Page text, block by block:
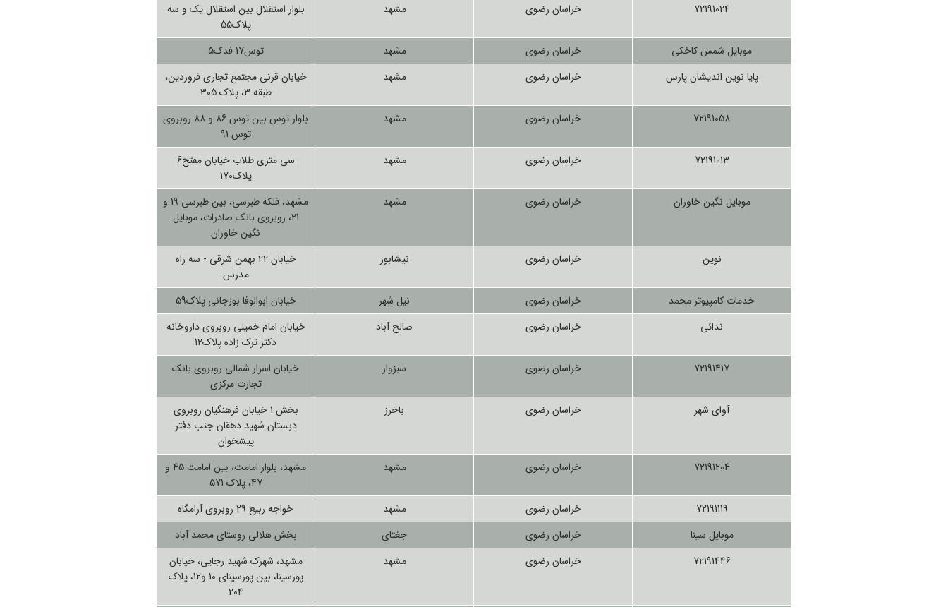
72191024
خراسان رضوی مشهد
بلوار استقلال بین استقلال یک و سه
پلاک55
موبایل شمس کاخکی
خراسان رضوی مشهد
توس17 فدک5
پایا نوین اندیشان پارس
خراسان رضوی مشهد
خیابان قرنی مجتمع تجاری فروردین،
طبقه 3، پلاک 305
72191058
خراسان رضوی مشهد
بلوار توس بین توس 86 و 88 روبروی
توس 91
72191013
خراسان رضوی مشهد
سی متری طلاب خیابان مفتح6
پلاک170
موبایل نگین خاوران
خراسان رضوی مشهد
مشهد، فلکه طبرسی، بین طبرسی 19 و
21، روبروی بانک صادرات، موبایل
نگین خاوران
نوین
خراسان رضوی نیشابور
خیابان 22 بهمن شرقی - سه راه
مدرس
خدمات کامپیوتر محمد
خراسان رضوی نیل شهر
خیابان ابوالوفا بوزجانی پلاک59
ندائی
خراسان رضوی صالح آباد
خیابان امام خمینی روبروی داروخانه
دکتر ترک زاده پلاک12
72191417
خراسان رضوی سبزوار
خیابان اسرار شمالی روبروی بانک
تجارت مرکزی
آوای شهر
خراسان رضوی باخرز
بخش 1 خیابان فرهنگیان روبروی
دبستان شهید دهقان جنب دفتر
پیشخوان
72191204
خراسان رضوی مشهد
مشهد، بلوار امامت، بین امامت 45 و
47، پلاک 571
72191119
خراسان رضوی مشهد
خواجه ربیع 29 روبروی آرامگاه
موبایل سینا
خراسان رضوی جغتای
بخش هلالی روستای محمد آباد
72191446
خراسان رضوی مشهد
مشهد، شهرک شهید رجایی، خیابان
پورسینا، بین پورسینای 10 و12، پلاک
204